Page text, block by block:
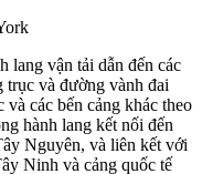
lang vận tải dẫn đến các
trục và đường vành đai
các bến cảng khác theo
hành lang kết nối đến
Nguyên, và liên kết với
Ninh và cảng quốc tế